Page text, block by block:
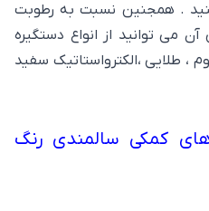
. همجنین نسبت به رطوبت
می توانید از انواع دستگیره
، طلایی ،الکترواستاتیک سفید
کمکی سالمندی رنگ